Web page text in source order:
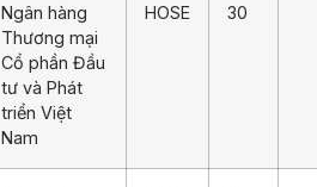
Ngân hàng
Thương mại
Cổ phần Đầu
tư và Phát
triển Việt
Nam
HOSE 30